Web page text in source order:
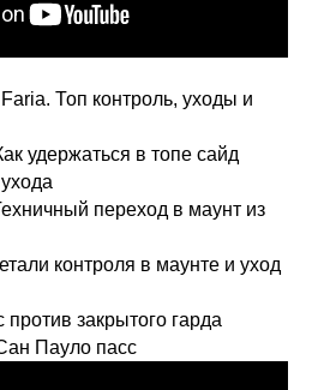
Топ контроль, уходы и
удержаться в топе сайд
переход в маунт из
контроля в маунте и уход
закрытого гарда
Пауло пасс